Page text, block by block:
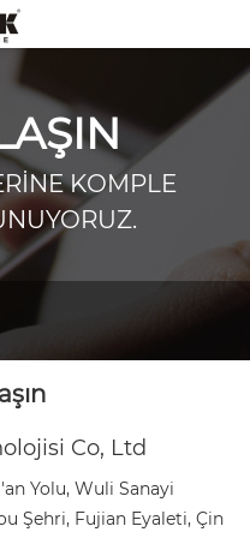
KOMPLE
Co, Ltd
Yolu, Wuli Sanayi
Şehri, Fujian Eyaleti, Çin